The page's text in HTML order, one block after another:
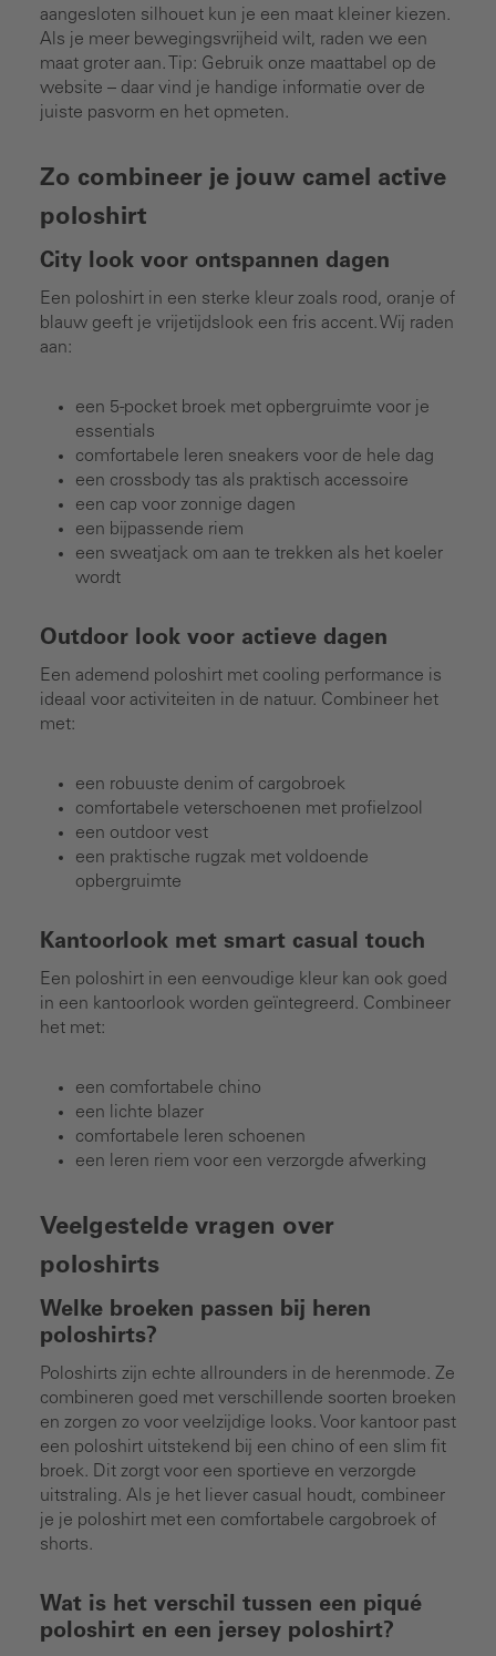
aangesloten silhouet kun je een maat kleiner kiezen.
Als je meer bewegingsvrijheid wilt, raden we een
maat groter aan. Tip: Gebruik onze maattabel op de
website – daar vind je handige informatie over de
juiste pasvorm en het opmeten.
Zo combineer je jouw camel active
poloshirt
City look voor ontspannen dagen
Een poloshirt in een sterke kleur zoals rood, oranje of
blauw geeft je vrijetijdslook een fris accent. Wij raden
aan:
een 5-pocket broek met opbergruimte voor je
essentials
comfortabele leren sneakers voor de hele dag
een crossbody tas als praktisch accessoire
een cap voor zonnige dagen
een bijpassende riem
een sweatjack om aan te trekken als het koeler
wordt
Outdoor look voor actieve dagen
Een ademend poloshirt met cooling performance is
ideaal voor activiteiten in de natuur. Combineer het
met:
een robuuste denim of cargobroek
comfortabele veterschoenen met profielzool
een outdoor vest
een praktische rugzak met voldoende
opbergruimte
Kantoorlook met smart casual touch
Een poloshirt in een eenvoudige kleur kan ook goed
in een kantoorlook worden geïntegreerd. Combineer
het met:
een comfortabele chino
een lichte blazer
comfortabele leren schoenen
een leren riem voor een verzorgde afwerking
Veelgestelde vragen over
poloshirts
Welke broeken passen bij heren
poloshirts?
Poloshirts zijn echte allrounders in de herenmode. Ze
combineren goed met verschillende soorten broeken
en zorgen zo voor veelzijdige looks. Voor kantoor past
een poloshirt uitstekend bij een chino of een slim fit
broek. Dit zorgt voor een sportieve en verzorgde
uitstraling. Als je het liever casual houdt, combineer
je je poloshirt met een comfortabele cargobroek of
shorts.
Wat is het verschil tussen een piqué
poloshirt en een jersey poloshirt?